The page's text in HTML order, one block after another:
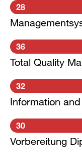
28
36
Total Quality
32
Information
30
Vorbereitung